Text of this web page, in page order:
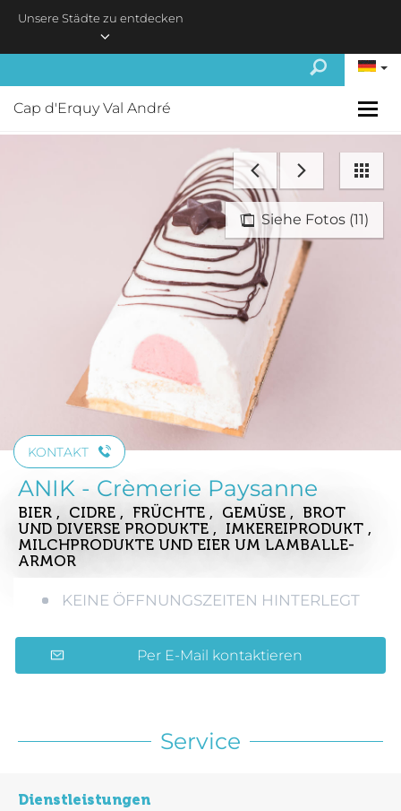
Unsere Städte zu entdecken
Cap d'Erquy Val André
Siehe Fotos (11)
KONTAKT
ANIK - Crèmerie Paysanne
BIER , CIDRE , FRÜCHTE , GEMÜSE , BROT
UND DIVERSE PRODUKTE , IMKEREIPRODUKT ,
MILCHPRODUKTE UND EIER UM LAMBALLE-
ARMOR
KEINE ÖFFNUNGSZEITEN HINTERLEGT
Per E-Mail kontaktieren
Service
Dienstleistungen